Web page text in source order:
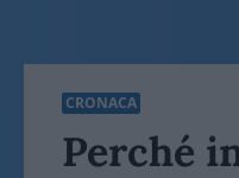
CRONACA
Perché